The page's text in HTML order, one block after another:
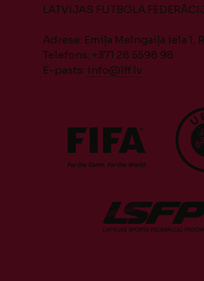
LATVIJAS FUTBOLA
Adrese: Emiļa Melngaiļa iela 1,
Telefons: +371 28 5598 98
E-pasts: info@lff.lv